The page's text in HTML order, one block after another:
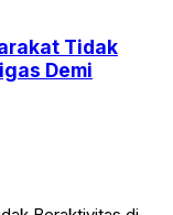
Tidak
Demi